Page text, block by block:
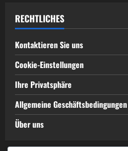
RECHTLICHES
Kontaktieren Sie uns
Cookie-Einstellungen
Ihre Privatsphäre
Allgemeine Geschäftsbedingungen
Über uns